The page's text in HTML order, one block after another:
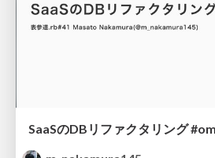
SaaSのDBリファクタリング